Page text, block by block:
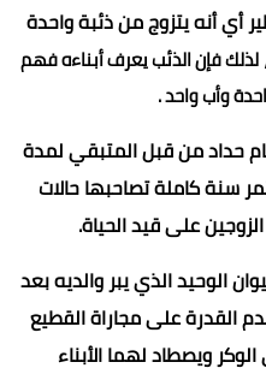
أي أنه يتزوج من ذئبة واحدة
لذلك فإن الذئب يعرف أبناءه فهم
وأب واحد .
حداد من قبل المتبقي لمدة
سنة كاملة تصاحبها حالات
على قيد الحياة.
الوحيد الذي يبر والديه بعد
القدرة على مجاراة القطيع
ويصطاد لهما الأبناء